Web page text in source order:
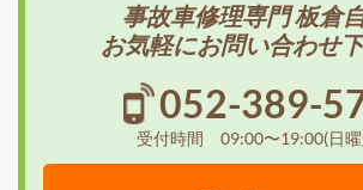
事故車修理専門 板倉
お気軽にお問い合わせ
052-389-
受付時間 09:00〜19:00(日曜